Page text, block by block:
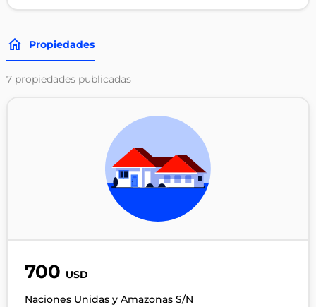
Propiedades
7 propiedades publicadas
700 USD
Naciones Unidas y Amazonas S/N